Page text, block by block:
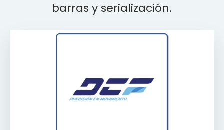
barras y serialización.